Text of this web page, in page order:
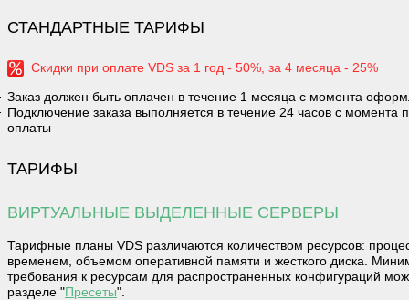
СТАНДАРТНЫЕ ТАРИФЫ
Скидки при оплате VDS за 1 год - 50%, за 4 месяца - 25%
Заказ должен быть оплачен в течение 1 месяца с момента
Подключение заказа выполняется в течение 24 часов с момента
оплаты
ТАРИФЫ
ВИРТУАЛЬНЫЕ ВЫДЕЛЕННЫЕ СЕРВЕРЫ
Тарифные планы VDS различаются количеством ресурсов:
временем, объемом оперативной памяти и жесткого диска.
требования к ресурсам для распространенных конфигураций
разделе "Пресеты".